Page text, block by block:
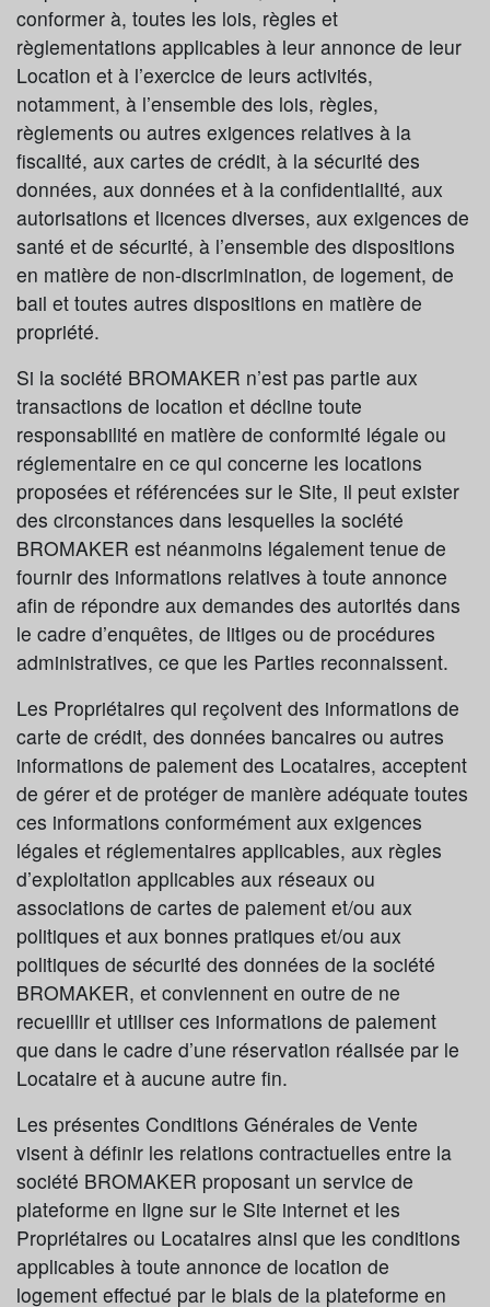
conformer à, toutes les lois, règles et
règlementations applicables à leur annonce de leur
Location et à l’exercice de leurs activités,
notamment, à l’ensemble des lois, règles,
règlements ou autres exigences relatives à la
fiscalité, aux cartes de crédit, à la sécurité des
données, aux données et à la confidentialité, aux
autorisations et licences diverses, aux exigences de
santé et de sécurité, à l’ensemble des dispositions
en matière de non-discrimination, de logement, de
bail et toutes autres dispositions en matière de
propriété.
Si la société BROMAKER n’est pas partie aux
transactions de location et décline toute
responsabilité en matière de conformité légale ou
réglementaire en ce qui concerne les locations
proposées et référencées sur le Site, il peut exister
des circonstances dans lesquelles la société
BROMAKER est néanmoins légalement tenue de
fournir des informations relatives à toute annonce
afin de répondre aux demandes des autorités dans
le cadre d’enquêtes, de litiges ou de procédures
administratives, ce que les Parties reconnaissent.
Les Propriétaires qui reçoivent des informations de
carte de crédit, des données bancaires ou autres
informations de paiement des Locataires, acceptent
de gérer et de protéger de manière adéquate toutes
ces informations conformément aux exigences
légales et réglementaires applicables, aux règles
d’exploitation applicables aux réseaux ou
associations de cartes de paiement et/ou aux
politiques et aux bonnes pratiques et/ou aux
politiques de sécurité des données de la société
BROMAKER, et conviennent en outre de ne
recueillir et utiliser ces informations de paiement
que dans le cadre d’une réservation réalisée par le
Locataire et à aucune autre fin.
Les présentes Conditions Générales de Vente
visent à définir les relations contractuelles entre la
société BROMAKER proposant un service de
plateforme en ligne sur le Site internet et les
Propriétaires ou Locataires ainsi que les conditions
applicables à toute annonce de location de
logement effectué par le biais de la plateforme en